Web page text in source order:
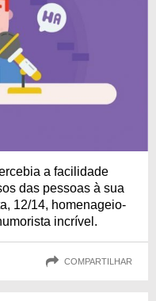
a facilidade
das pessoas à sua
12/14, homenageio-
incrível.
COMPARTILHAR